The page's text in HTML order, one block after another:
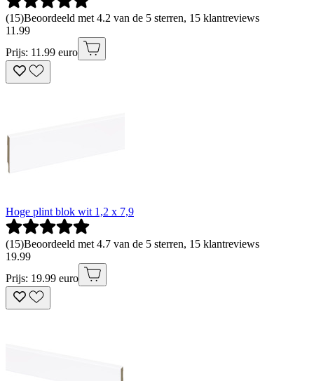
(15)Beoordeeld met 4.2 van de 5 sterren, 15 klantreviews
11 .99
Prijs: 11.99 euro
Hoge plint blok wit 1,2 x 7,9
(15)Beoordeeld met 4.7 van de 5 sterren, 15 klantreviews
19.99
Prijs: 19.99 euro